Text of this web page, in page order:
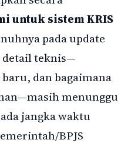
untuk sistem KRIS
pada update
detail teknis—
dan bagaimana
menunggu
jangka waktu
BPJS